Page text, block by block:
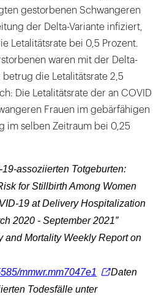
gestorbenen Schwangeren
der Delta-Variante infiziert,
Letalitätsrate bei 0,5 Prozent.
waren mit der Delta-
die Letalitätsrate 2,5
Die Letalitätsrate der an COVID
Frauen im gebärfähi­gen
im selben Zeitraum bei 0,25
assoziierten Totgeburten:
for Stillbirth Among Women
19 at Delivery Hospitalization
2020 - September 2021”
and Mortality Weekly Report on
mmwr.mm7047e1
Daten
Todesfälle unter